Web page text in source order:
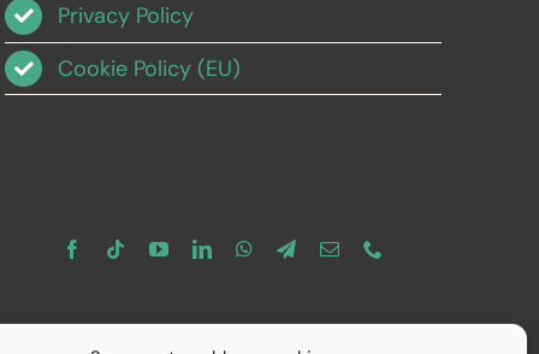
Privacy Policy
Cookie Policy (EU)